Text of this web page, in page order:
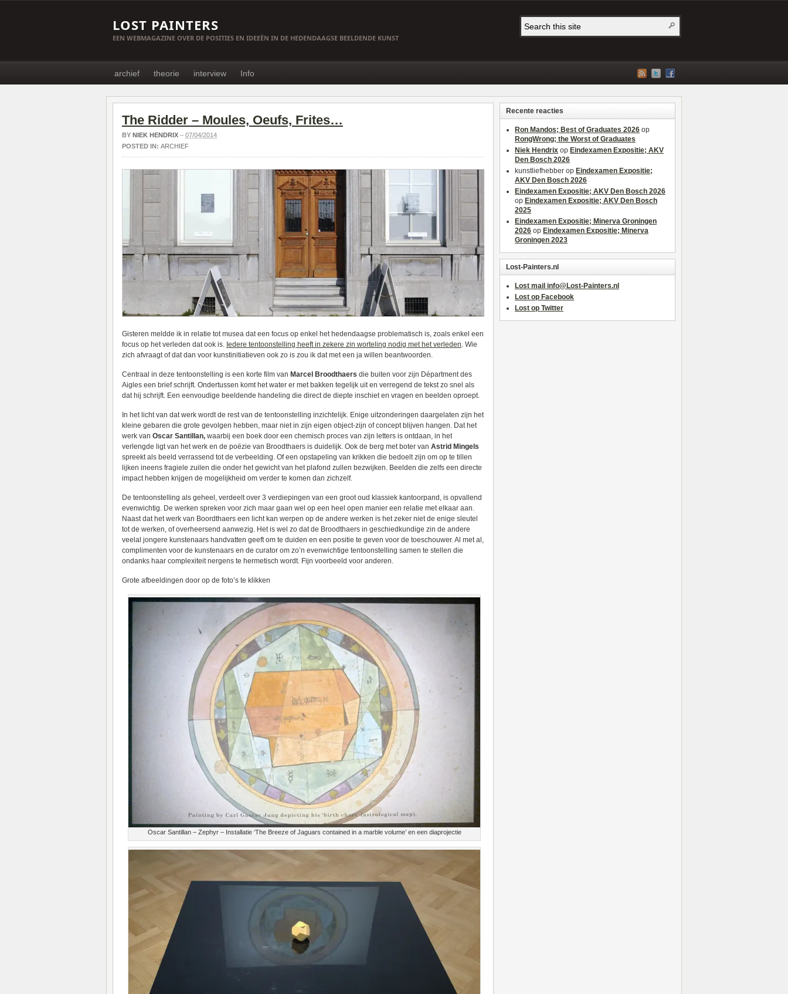
LOST PAINTERS
EEN WEBMAGAZINE OVER DE POSITIES EN IDEEËN IN DE HEDENDAAGSE BEELDENDE KUNST
archief theorie interview Info
The Ridder – Moules, Oeufs, Frites…
BY NIEK HENDRIX – 07/04/2014
POSTED IN: ARCHIEF
Gisteren meldde ik in relatie tot musea dat een focus op enkel het hedendaagse problematisch is, zoals enkel een
focus op het verleden dat ook is. Iedere tentoonstelling heeft in zekere zin worteling nodig met het verleden. Wie
zich afvraagt of dat dan voor kunstinitiatieven ook zo is zou ik dat met een ja willen beantwoorden.
Centraal in deze tentoonstelling is een korte film van Marcel Broodthaers die buiten voor zijn Départment des
Aigles een brief schrijft. Ondertussen komt het water er met bakken tegelijk uit en verregend de tekst zo snel als
dat hij schrijft. Een eenvoudige beeldende handeling die direct de diepte inschiet en vragen en beelden oproept.
In het licht van dat werk wordt de rest van de tentoonstelling inzichtelijk. Enige uitzonderingen daargelaten zijn het
kleine gebaren die grote gevolgen hebben, maar niet in zijn eigen object-zijn of concept blijven hangen. Dat het
werk van Oscar Santillan, waarbij een boek door een chemisch proces van zijn letters is ontdaan, in het
verlengde ligt van het werk en de poëzie van Broodthaers is duidelijk. Ook de berg met boter van Astrid Mingels
spreekt als beeld verrassend tot de verbeelding. Of een opstapeling van krikken die bedoelt zijn om op te tillen
lijken ineens fragiele zuilen die onder het gewicht van het plafond zullen bezwijken. Beelden die zelfs een directe
impact hebben krijgen de mogelijkheid om verder te komen dan zichzelf.
De tentoonstelling als geheel, verdeelt over 3 verdiepingen van een groot oud klassiek kantoorpand, is opvallend
evenwichtig. De werken spreken voor zich maar gaan wel op een heel open manier een relatie met elkaar aan.
Naast dat het werk van Boordthaers een licht kan werpen op de andere werken is het zeker niet de enige sleutel
tot de werken, of overheersend aanwezig. Het is wel zo dat de Broodthaers in geschiedkundige zin de andere
veelal jongere kunstenaars handvatten geeft om te duiden en een positie te geven voor de toeschouwer. Al met al,
complimenten voor de kunstenaars en de curator om zo’n evenwichtige tentoonstelling samen te stellen die
ondanks haar complexiteit nergens te hermetisch wordt. Fijn voorbeeld voor anderen.
Grote afbeeldingen door op de foto’s te klikken
Oscar Santillan – Zephyr – Installatie ‘The Breeze of Jaguars contained in a marble volume’ en een diaprojectie
Recente reacties
Ron Mandos; Best of Graduates 2026 op
RongWrong; the Worst of Graduates
Niek Hendrix op Eindexamen Expositie; AKV
Den Bosch 2026
kunstliefhebber op Eindexamen Expositie;
AKV Den Bosch 2026
Eindexamen Expositie; AKV Den Bosch 2026
op Eindexamen Expositie; AKV Den Bosch
2025
Eindexamen Expositie; Minerva Groningen
2026 op Eindexamen Expositie; Minerva
Groningen 2023
Lost-Painters.nl
Lost mail info@Lost-Painters.nl
Lost op Facebook
Lost op Twitter